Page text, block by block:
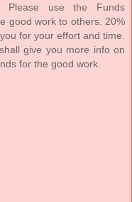
Please use the Funds
good work to others. 20%
for your effort and time.
give you more info on
for the good work.